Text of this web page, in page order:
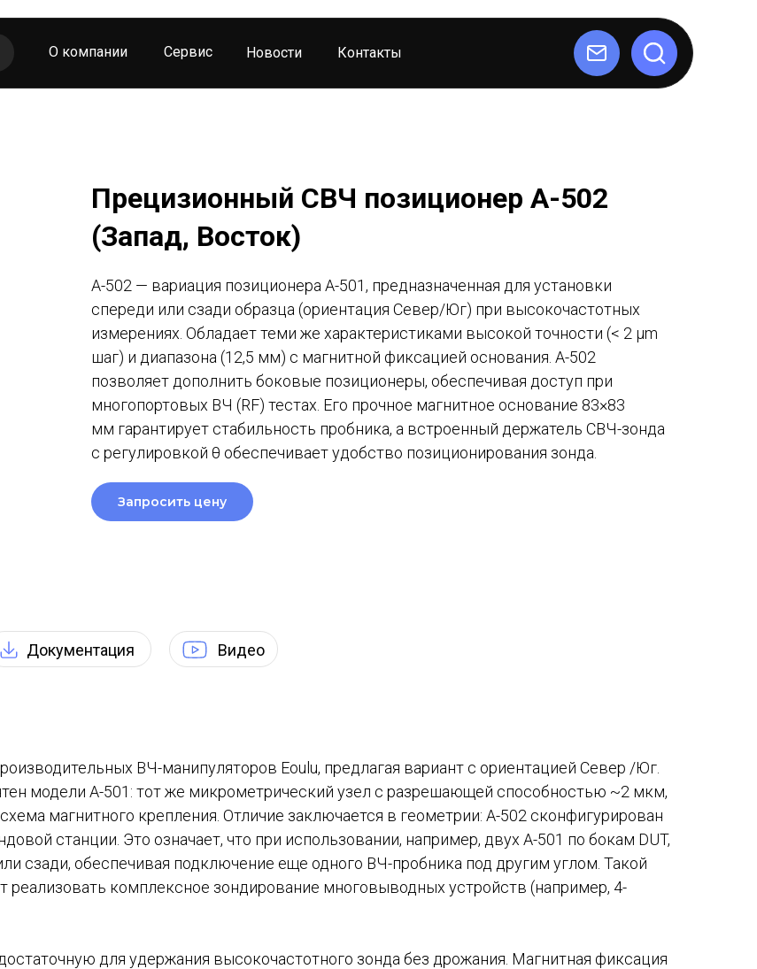
О компании Сервис Новости Контакты
Прецизионный СВЧ позиционер A-502
(Запад, Восток)
A-502 — вариация позиционера A-501, предназначенная для установки
спереди или сзади образца (ориентация Север/Юг) при высокочастотных
измерениях​. Обладает теми же характеристиками высокой точности (< 2 μm
шаг) и диапазона (12,5 мм) с магнитной фиксацией основания​. A-502
позволяет дополнить боковые позиционеры, обеспечивая доступ при
многопортовых ВЧ (RF) тестах. Его прочное магнитное основание 83×83
мм гарантирует стабильность пробника, а встроенный держатель СВЧ-зонда
с регулировкой θ обеспечивает удобство позиционирования зонда​.
Запросить цену
Документация Видео
ВЧ-манипуляторов Eoulu, предлагая вариант с ориентацией Север /Юг.
модели A-501: тот же микрометрический узел с разрешающей способностью ~2 мкм,
магнитного крепления​. Отличие заключается в геометрии: A-502 сконфигурирован
станции​. Это означает, что при использовании, например, двух A-501 по бокам DUT,
сзади, обеспечивая подключение еще одного ВЧ-пробника под другим углом. Такой
реализовать комплексное зондирование многовыводных устройств (например, 4-
для удержания высокочастотного зонда без дрожания. Магнитная фиксация